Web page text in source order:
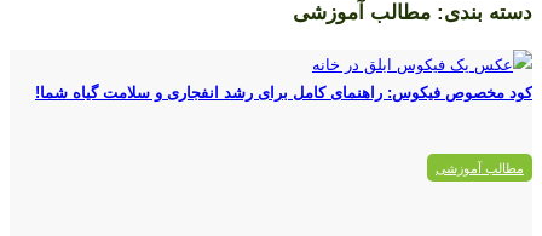
دسته بندی: مطالب آموزشی
کود مخصوص فیکوس: راهنمای کامل برای رشد انفجاری و سلامت گیاه شما!
مطالب آموزشی